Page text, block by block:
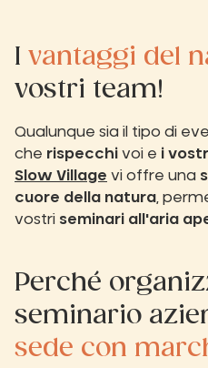
vantaggi del
vostri team!
Qualunque sia il tipo di
che rispecchi voi e i
Slow Village vi offre una
cuore della natura ,
vostri seminari all'aria
Perché
seminario
sede con